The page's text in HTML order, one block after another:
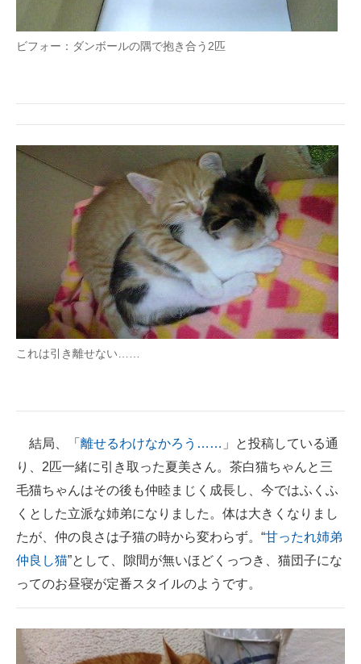
電子設計の基本と応用
ちょっと気になるネットの話題
ビフォー：ダンボールの隅で抱き合う2匹
これは引き離せない……
結局、「 離せるわけなかろう…… 」と投稿している通
り、2匹一緒に引き取った夏美さん。茶白猫ちゃんと三
毛猫ちゃんはその後も仲睦まじく成長し、今ではふくふ
くとした立派な姉弟になりました。体は大きくなりまし
たが、仲の良さは子猫の時から変わらず。“甘ったれ姉弟
仲良し猫”として、隙間が無いほどくっつき、猫団子にな
ってのお昼寝が定番スタイルのようです。